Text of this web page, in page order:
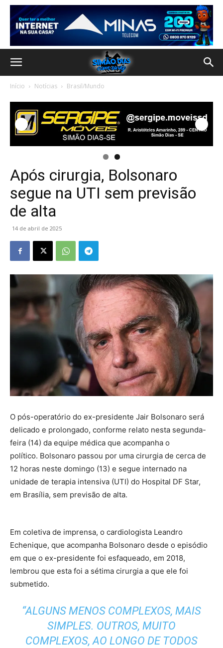
Início Notícias Brasil/Mundo
Após cirurgia, Bolsonaro
segue na UTI sem previsão
de alta
14 de abril de 2025
O pós-operatório do ex-presidente Jair Bolsonaro será
delicado e prolongado, conforme relato nesta segunda-
feira (14) da equipe médica que acompanha o
político. Bolsonaro passou por uma cirurgia de cerca de
12 horas neste domingo (13) e segue internado na
unidade de terapia intensiva (UTI) do Hospital DF Star,
em Brasília, sem previsão de alta.
Em coletiva de imprensa, o cardiologista Leandro
Echenique, que acompanha Bolsonaro desde o episódio
em que o ex-presidente foi esfaqueado, em 2018,
lembrou que esta foi a sétima cirurgia a que ele foi
submetido.
“ALGUNS MENOS COMPLEXOS, MAIS
SIMPLES. OUTROS, MUITO
COMPLEXOS, AO LONGO DE TODOS